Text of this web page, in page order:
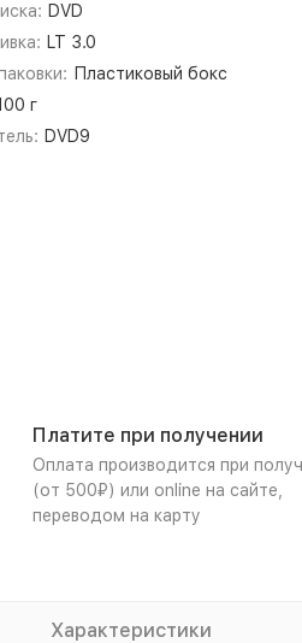
DVD
LT 3.0
Пластиковый бокс
г
DVD9
Платите при получении
Оплата производится при
(от 500₽) или online на сайте,
переводом на карту
Характеристики